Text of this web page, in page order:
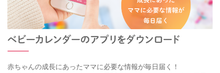
赤ちゃんの成長にあったママに必要な情報が毎日届く！